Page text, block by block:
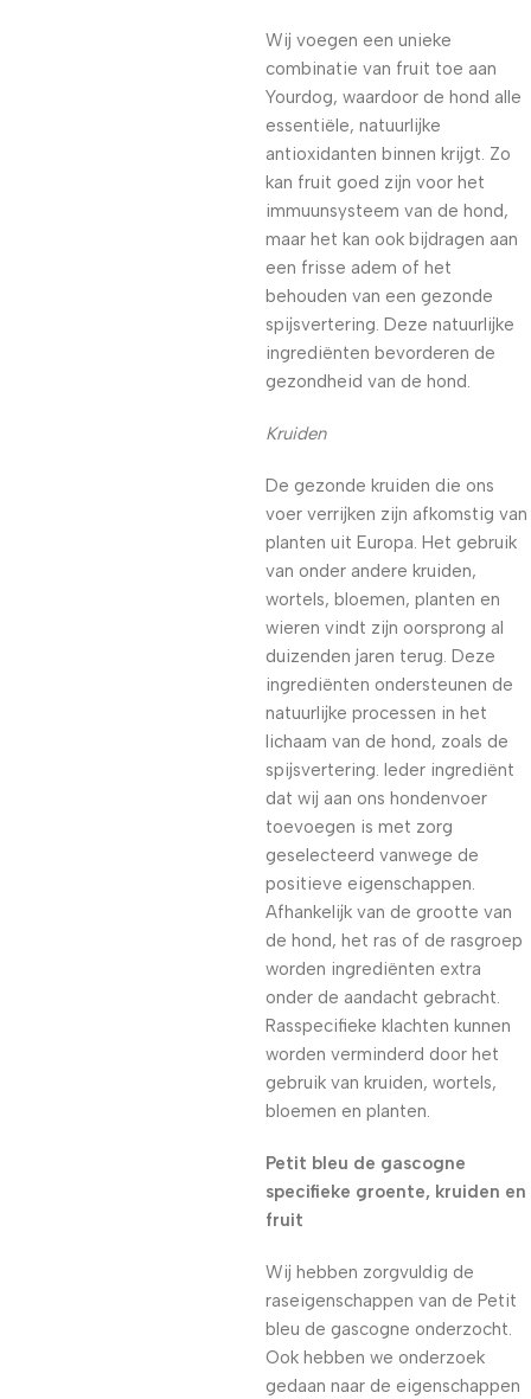
Wij voegen een unieke
combinatie van fruit toe aan
Yourdog, waardoor de hond alle
essentiële, natuurlijke
antioxidanten binnen krijgt. Zo
kan fruit goed zijn voor het
immuunsysteem van de hond,
maar het kan ook bijdragen aan
een frisse adem of het
behouden van een gezonde
spijsvertering. Deze natuurlijke
ingrediënten bevorderen de
gezondheid van de hond.
Kruiden
De gezonde kruiden die ons
voer verrijken zijn afkomstig van
planten uit Europa. Het gebruik
van onder andere kruiden,
wortels, bloemen, planten en
wieren vindt zijn oorsprong al
duizenden jaren terug. Deze
ingrediënten ondersteunen de
natuurlijke processen in het
lichaam van de hond, zoals de
spijsvertering. Ieder ingrediënt
dat wij aan ons hondenvoer
toevoegen is met zorg
geselecteerd vanwege de
positieve eigenschappen.
Afhankelijk van de grootte van
de hond, het ras of de rasgroep
worden ingrediënten extra
onder de aandacht gebracht.
Rasspecifieke klachten kunnen
worden verminderd door het
gebruik van kruiden, wortels,
bloemen en planten.
Petit bleu de gascogne
specifieke groente, kruiden en
fruit
Wij hebben zorgvuldig de
raseigenschappen van de Petit
bleu de gascogne onderzocht.
Ook hebben we onderzoek
gedaan naar de eigenschappen